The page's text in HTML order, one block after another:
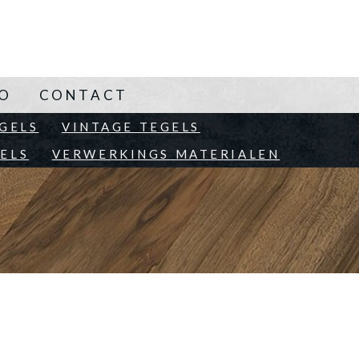
VINTAGE TEGELS
VERWERKINGS MATERIALEN
CONTACT